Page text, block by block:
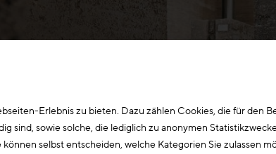
Erlebnis zu bieten. Dazu zählen Cookies, die für den
sind, sowie solche, die lediglich zu anonymen
selbst entscheiden, welche Kategorien Sie zulassen